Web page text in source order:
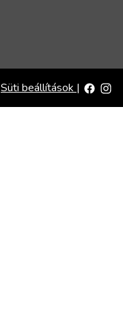
Süti beállítások |